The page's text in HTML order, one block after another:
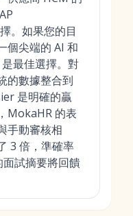
。如果您的目
個尖端的 AI 和
最佳選擇。對
的數據整合到
是明確的贏
MokaHR 的表
手動審核相
3 倍，準確率
試摘要將回饋